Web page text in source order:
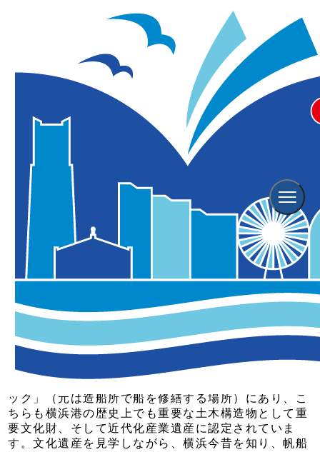
横浜の観光スポット 帆船日本丸
2024年07月31日更新
重要文化財である「帆船日本丸」のレトロな船内が見
学できます！ 帆船日本丸は、横浜、みなとみらい地
区、横浜港の歴史を知るのに貴重な船です。
帆船日本丸は日本丸メモリアルパーク内の「第一号ド
ック」（元は造船所で船を修繕する場所）にあり、こ
ちらも横浜港の歴史上でも重要な土木構造物として重
要文化財、そして近代化産業遺産に認定されていま
す。文化遺産を見学しながら、横浜今昔を知り、帆船